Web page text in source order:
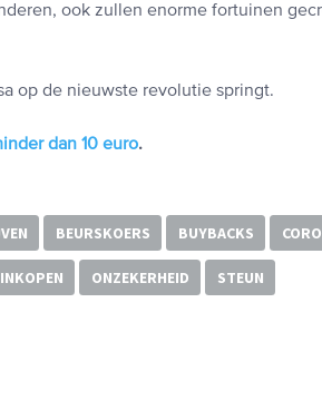
ook zullen enorme fortuinen
op de nieuwste revolutie springt.
dan 10 euro.
BEURSKOERS BUYBACKS
INKOPEN ONZEKERHEID STEUN